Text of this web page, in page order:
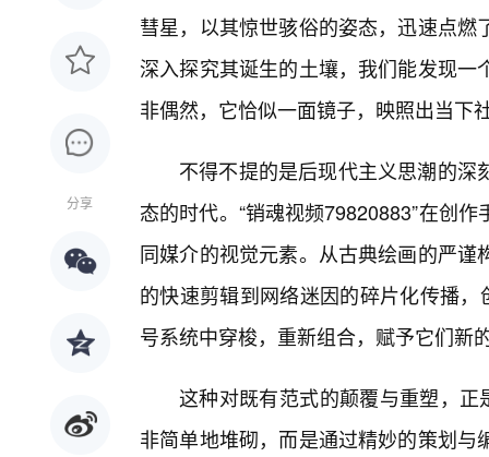
分享
彗星，以其惊世骇俗的姿态，迅速点
深入探究其诞生的土壤，我们能发现
非偶然，它恰似一面镜子，映照出当下
不得不提的是后现代主义思潮的
态的时代。“销魂视频79820883”在创
同媒介的视觉元素。从古典绘画的严
的快速剪辑到网络迷因的碎片化传播
号系统中穿梭，重新组合，赋予它们新
这种对既有范式的颠覆与重塑，正
非简单地堆砌，而是通过精妙的策划